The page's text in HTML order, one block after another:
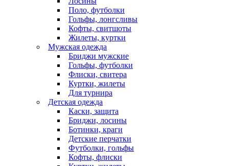
Поло, футболки
Гольфы, лонгсливы
Кофты, свитшоты
Жилеты, куртки
Мужская одежда
Бриджи мужские
Гольфы, футболки
Флиски, свитера
Куртки, жилеты
Для турнира
Детская одежда
Каски, защита
Бриджи, лосины
Ботинки, краги
Детские перчатки
Футболки, гольфы
Кофты, флиски